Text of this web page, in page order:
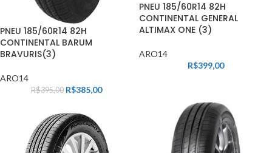
PNEU 185/60R14 82H
CONTINENTAL BARUM
BRAVURIS(3)
ARO14
R$395,00 R$385,00
PNEU 185/60R14 82H
CONTINENTAL GENERAL
ALTIMAX ONE (3)
ARO14
R$399,00